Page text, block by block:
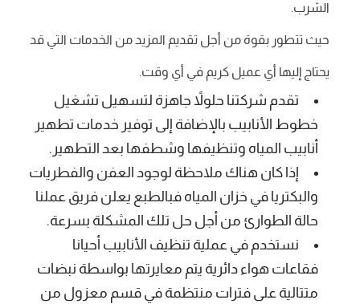
الشرب.
حيث تتطور بقوة من أجل تقديم المزيد من الخدمات التي قد
يحتاج إليها أي عميل كريم في أي وقت.
تقدم شركتنا حلولاً جاهزة لتسهيل تشغيل
خطوط الأنابيب بالإضافة إلى توفير خدمات تطهير
أنابيب المياه وتنظيفها وشطفها بعد التطهير.
إذا كان هناك ملاحظة لوجود العفن والفطريات
والبكتريا في خزان المياه فبالطبع يعلن فريق عملنا
حالة الطوارئ من أجل حل تلك المشكلة بسرعة.
نستخدم في عملية تنظيف الأنابيب أحيانا
فقاعات هواء دائرية يتم معايرتها بواسطة نبضات
متتالية على فترات منتظمة في قسم معزول من